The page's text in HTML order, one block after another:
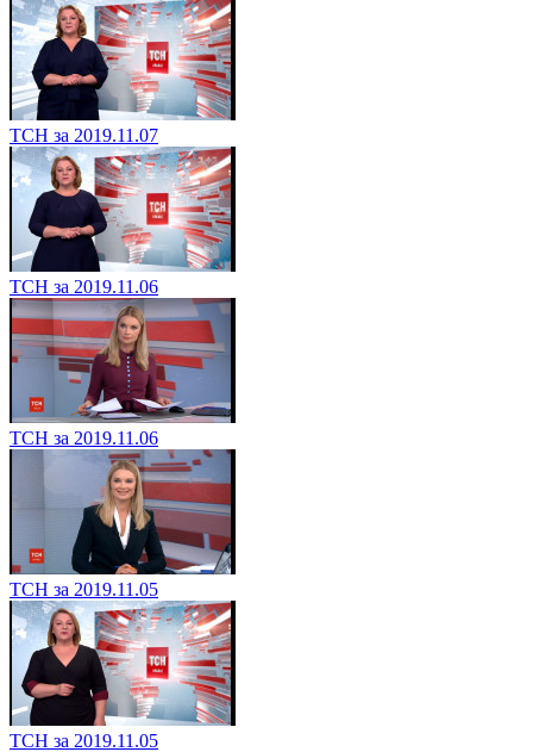
ТСН за 2019.11.07
ТСН за 2019.11.06
ТСН за 2019.11.06
ТСН за 2019.11.05
ТСН за 2019.11.05